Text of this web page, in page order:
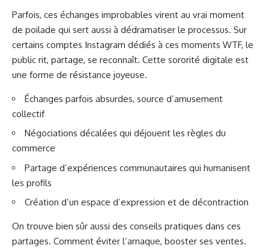
Parfois, ces échanges improbables virent au vrai moment
de poilade qui sert aussi à dédramatiser le processus. Sur
certains comptes Instagram dédiés à ces moments WTF, le
public rit, partage, se reconnaît. Cette sororité digitale est
une forme de résistance joyeuse.
Échanges parfois absurdes, source d’amusement
collectif
Négociations décalées qui déjouent les règles du
commerce
Partage d’expériences communautaires qui humanisent
les profils
Création d’un espace d’expression et de décontraction
On trouve bien sûr aussi des conseils pratiques dans ces
partages. Comment éviter l’arnaque, booster ses ventes.